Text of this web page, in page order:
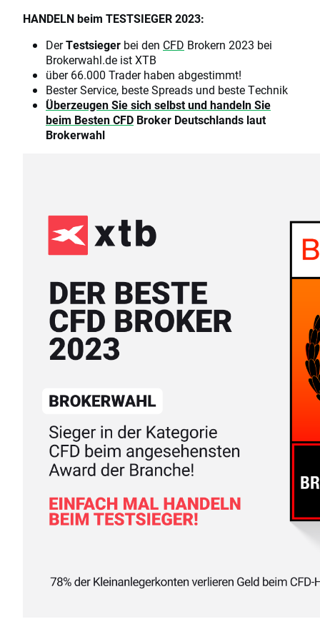
HANDELN beim TESTSIEGER 2023:
DerTestsieger bei den CFD Brokern 2023 bei
Brokerwahl.de ist XTB
über 66.000 Trader haben abgestimmt!
Bester Service, beste Spreads und beste Technik
Überzeugen Sie sich selbst und handeln Sie
beim BestenCFD Broker Deutschlands laut
Brokerwahl